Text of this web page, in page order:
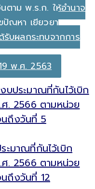
ตาม พ.ร.ก. ให้อำนาจ
ปัญหา เยียวยา
บผลกระทบจากการ
พ.ศ. 2563
บประมาณที่กันไว้เบิก
. 2566 ตามหน่วย
ถึงวันที่ 5
ะมาณที่กันไว้เบิก
. 2566 ตามหน่วย
ถึงวันที่ 12